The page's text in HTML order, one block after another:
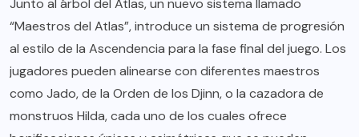
Junto al árbol del Atlas, un nuevo sistema llamado
“Maestros del Atlas”, introduce un sistema de progresión
al estilo de la Ascendencia para la fase final del juego. Los
jugadores pueden alinearse con diferentes maestros
como Jado, de la Orden de los Djinn, o la cazadora de
monstruos Hilda, cada uno de los cuales ofrece